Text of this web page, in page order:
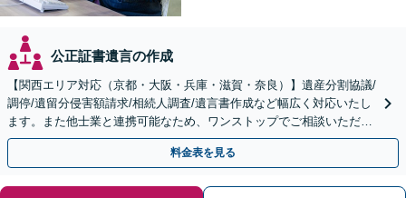
公正証書遺言の作成
【関西エリア対応（京都・大阪・兵庫・滋賀・奈良）】遺産分割協議/
調停/遺留分侵害額請求/相続人調査/遺言書作成など幅広く対応いたし
ます。また他士業と連携可能なため、ワンストップでご相談いただけ
ます。【土日夜間対応】
料金表を見る